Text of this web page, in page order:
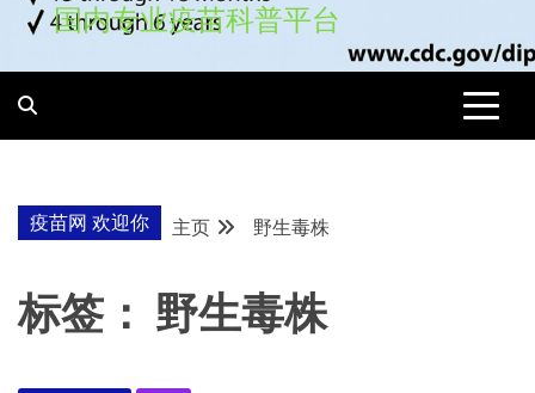
国内专业疫苗科普平台
疫苗网 欢迎你 主页 野生毒株
标签： 野生毒株